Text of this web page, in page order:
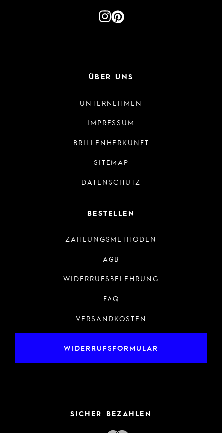
ÜBER UNS
UNTERNEHMEN
IMPRESSUM
BRILLENHERKUNFT
SITEMAP
DATENSCHUTZ
BESTELLEN
ZAHLUNGSMETHODEN
AGB
WIDERRUFSBELEHRUNG
FAQ
VERSANDKOSTEN
WIDERRUFSFORMULAR
SICHER BEZAHLEN